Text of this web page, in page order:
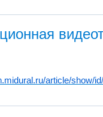
article/show/